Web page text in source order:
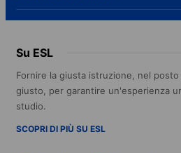
Su ESL
Fornire la giusta istruzione, nel
giusto, per garantire un'esperienza
studio.
SCOPRI DI PIÙ SU ESL